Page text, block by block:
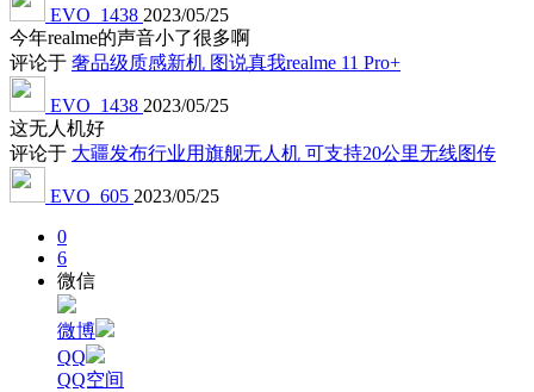
EVO_1438 2023/05/25
今年realme的声音小了很多啊
评论于 奢品级质感新机 图说真我realme 11 Pro+
EVO_1438 2023/05/25
这无人机好
评论于 大疆发布行业用旗舰无人机 可支持20公里无线图传
EVO_605 2023/05/25
0
6
微信
微博
QQ
QQ空间